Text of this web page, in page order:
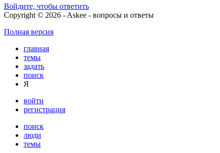
Войдите, чтобы ответить
Copyright © 2026 - Askee - вопросы и ответы
Полная версия
главная
темы
задать
поиск
Я
войти
регистрация
поиск
люди
темы